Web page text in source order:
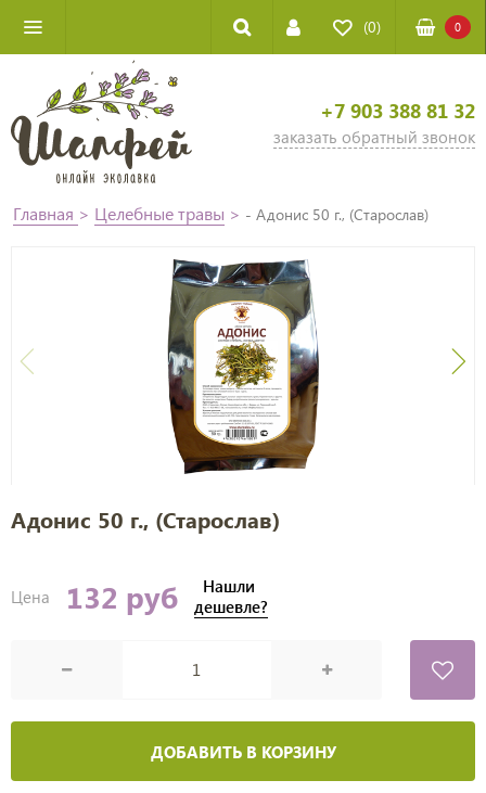
(0) 0
+7 903 388 81 32
заказать обратный звонок
Главная > Целебные травы > - Адонис 50 г., (Старослав)
Адонис 50 г., (Старослав)
Цена 132 руб
Нашли
дешевле?
ДОБАВИТЬ В КОРЗИНУ